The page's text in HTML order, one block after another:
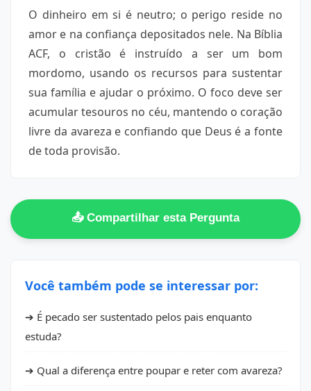
O dinheiro em si é neutro; o perigo reside no
amor e na confiança depositados nele. Na Bíblia
ACF, o cristão é instruído a ser um bom
mordomo, usando os recursos para sustentar
sua família e ajudar o próximo. O foco deve ser
acumular tesouros no céu, mantendo o coração
livre da avareza e confiando que Deus é a fonte
de toda provisão.
📤 Compartilhar esta Pergunta
Você também pode se interessar por:
➔ É pecado ser sustentado pelos pais enquanto
estuda?
➔ Qual a diferença entre poupar e reter com avareza?